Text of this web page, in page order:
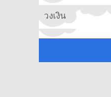
วงเงิน